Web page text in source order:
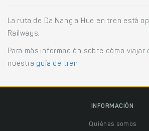
La ruta de Da Nang a Hue en tren está
Railways.
Para más información sobre cómo viajar
nuestra guía de tren .
INFORMACIÓN
Quiénes somos